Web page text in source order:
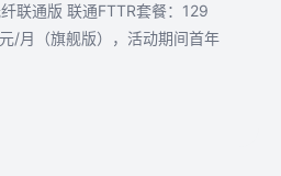
联通版 联通FTTR套餐：129
/月（旗舰版），活动期间首年